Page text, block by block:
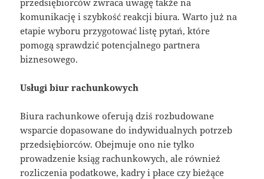
komunikację i szybkość reakcji biura. Warto już na
etapie wyboru przygotować listę pytań, które
pomogą sprawdzić potencjalnego partnera
biznesowego.
Usługi biur rachunkowych
Biura rachunkowe oferują dziś rozbudowane
wsparcie dopasowane do indywidualnych potrzeb
przedsiębiorców. Obejmuje ono nie tylko
prowadzenie ksiąg rachunkowych, ale również
rozliczenia podatkowe, kadry i płace czy bieżące